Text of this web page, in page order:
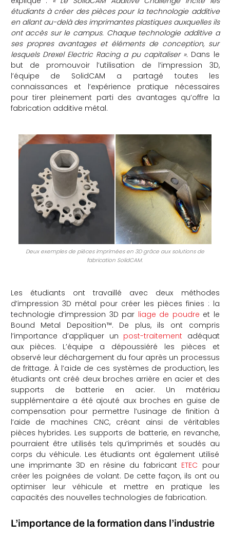
étudiants à créer des pièces pour la technologie additive
en allant au-delà des imprimantes plastiques auxquelles ils
ont accès sur le campus. Chaque technologie additive a
ses propres avantages et éléments de conception, sur
lesquels Drexel Electric Racing a pu capitaliser ». Dans le
but de promouvoir l’utilisation de l’impression 3D,
l’équipe de SolidCAM a partagé toutes les
connaissances et l’expérience pratique nécessaires
pour tirer pleinement parti des avantages qu’offre la
fabrication additive métal.
Deux exemples de pièces imprimées en 3D grâce aux solutions de
fabrication SolidCAM.
Les étudiants ont travaillé avec deux méthodes
d’impression 3D métal pour créer les pièces finies : la
technologie d’impression 3D par liage de poudre et le
Bound Metal Deposition™. De plus, ils ont compris
l’importance d’appliquer un post-traitement adéquat
aux pièces. L’équipe a dépoussiéré les pièces et
observé leur déchargement du four après un processus
de frittage. À l’aide de ces systèmes de production, les
étudiants ont créé deux broches arrière en acier et des
supports de batterie en acier. Un matériau
supplémentaire a été ajouté aux broches en guise de
compensation pour permettre l’usinage de finition à
l’aide de machines CNC, créant ainsi de véritables
pièces hybrides. Les supports de batterie, en revanche,
pourraient être utilisés tels qu’imprimés et soudés au
corps du véhicule. Les étudiants ont également utilisé
une imprimante 3D en résine du fabricant ETEC pour
créer les poignées de volant. De cette façon, ils ont ou
optimiser leur véhicule et mettre en pratique les
capacités des nouvelles technologies de fabrication.
L’importance de la formation dans l’industrie